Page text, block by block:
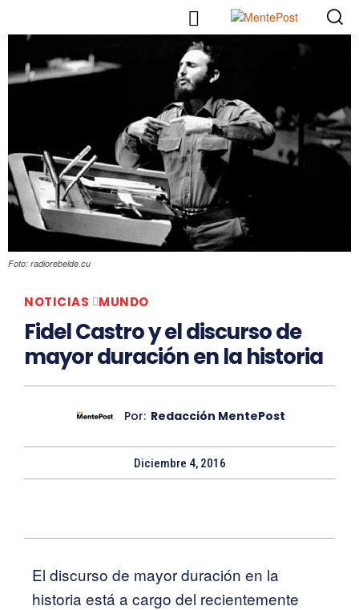
Foto: radiorebelde.cu
NOTICIAS MUNDO
Fidel Castro y el discurso de
mayor duración en la historia
Por: Redacción MentePost
Diciembre 4, 2016
El discurso de mayor duración en la
historia está a cargo del recientemente